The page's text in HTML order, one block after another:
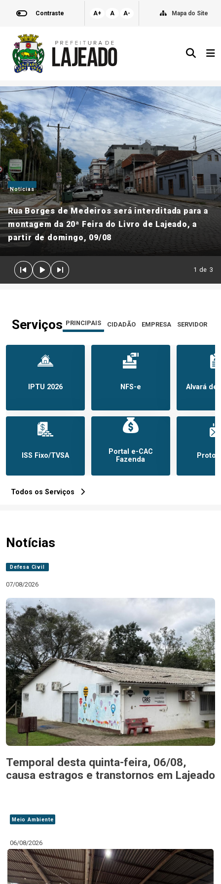
Contraste A+ A A- Mapa do Site
Notícias
Rua Borges de Medeiros será interditada para a
montagem da 20ª Feira do Livro de Lajeado, a
partir de domingo, 09/08
1 de 3
Serviços PRINCIPAIS CIDADÃO EMPRESA SERVIDOR
IPTU 2026
ISS Fixo/TVSA
NFS-e
Portal e-CAC
Fazenda
Alvará de
Todos os Serviços
Notícias
Defesa Civil
07/08/2026
Temporal desta quinta-feira, 06/08,
causa estragos e transtornos em Lajeado
Meio Ambiente
06/08/2026